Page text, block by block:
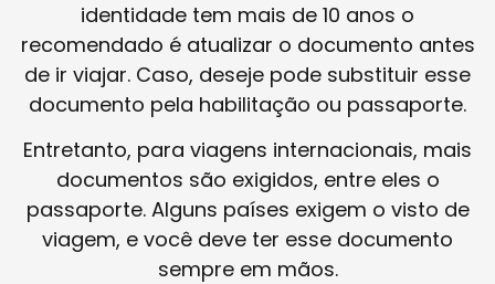
identidade tem mais de 10 anos o
recomendado é atualizar o documento antes
de ir viajar. Caso, deseje pode substituir esse
documento pela habilitação ou passaporte.
Entretanto, para viagens internacionais, mais
documentos são exigidos, entre eles o
passaporte. Alguns países exigem o visto de
viagem, e você deve ter esse documento
sempre em mãos.